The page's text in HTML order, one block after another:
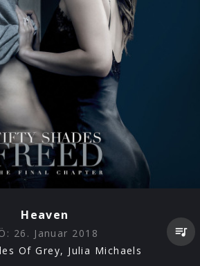
Heaven
26. Januar 2018
Of Grey, Julia Michaels